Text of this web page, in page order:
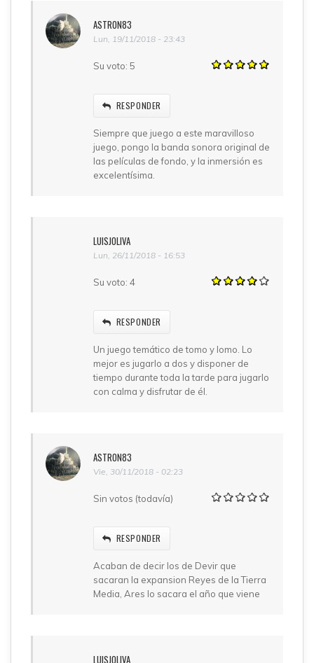
ASTRON83
Lun, 19/11/2018 - 23:43
Su voto: 5
RESPONDER
Siempre que juego a este maravilloso
juego, pongo la banda sonora original de
las películas de fondo, y la inmersión es
excelentísima.
LUISJOLIVA
Lun, 26/11/2018 - 16:53
Su voto: 4
RESPONDER
Un juego temático de tomo y lomo. Lo
mejor es jugarlo a dos y disponer de
tiempo durante toda la tarde para jugarlo
con calma y disfrutar de él.
ASTRON83
Vie, 30/11/2018 - 02:23
Sin votos (todavía)
RESPONDER
Acaban de decir los de Devir que
sacaran la expansion Reyes de la Tierra
Media, Ares lo sacara el año que viene
LUISJOLIVA